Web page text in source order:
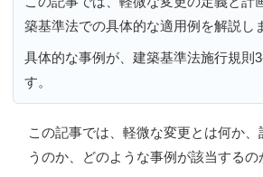
築基準法での具体的な適用例を解説し
具体的な事例が、建築基準法施行規則
す。
この記事では、 軽微な変更とは何か、
うのか、どのような事例が該当するの